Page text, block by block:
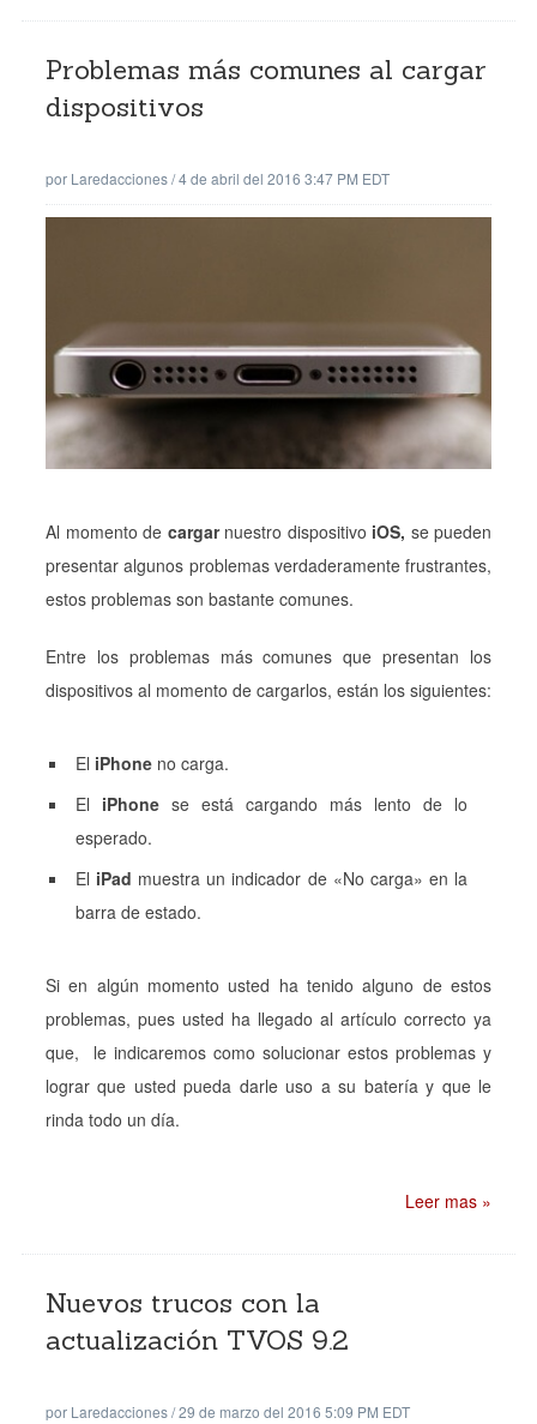
Problemas más comunes al cargar
dispositivos
por Laredacciones/4 de abril del 2016 3:47 PM EDT
Al momento de cargarnuestro dispositivo iOS, se pueden
presentar algunos problemas verdaderamente frustrantes,
estos problemas son bastante comunes.
Entre los problemas más comunes que presentan los
dispositivos al momento de cargarlos, están los siguientes:
El iPhone no carga.
El iPhone se está cargando más lento de lo
esperado.
El iPad muestra un indicador de «No carga» en la
barra de estado.
Si en algún momento usted ha tenido alguno de estos
problemas, pues usted ha llegado al artículo correcto ya
que, le indicaremos como solucionar estos problemas y
lograr que usted pueda darle uso a su batería y que le
rinda todo un día.
Leer mas »
Nuevos trucos con la
actualización TVOS 9.2
por Laredacciones/29 de marzo del 2016 5:09 PM EDT